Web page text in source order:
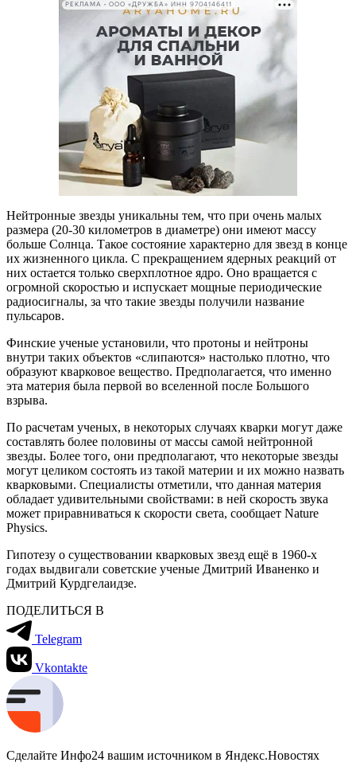
РЕКЛАМА • ООО «ДРУЖБА» ИНН 9704146411
Нейтронные звезды уникальны тем, что при очень малых
размера (20-30 километров в диаметре) они имеют массу
больше Солнца. Такое состояние характерно для звезд в конце
их жизненного цикла. С прекращением ядерных реакций от
них остается только сверхплотное ядро. Оно вращается с
огромной скоростью и испускает мощные периодические
радиосигналы, за что такие звезды получили название
пульсаров.
Финские ученые установили, что протоны и нейтроны
внутри таких объектов «слипаются» настолько плотно, что
образуют кварковое вещество. Предполагается, что именно
эта материя была первой во вселенной после Большого
взрыва.
По расчетам ученых, в некоторых случаях кварки могут даже
составлять более половины от массы самой нейтронной
звезды. Более того, они предполагают, что некоторые звезды
могут целиком состоять из такой материи и их можно назвать
кварковыми. Специалисты отметили, что данная материя
обладает удивительными свойствами: в ней скорость звука
может приравниваться к скорости света, сообщает Nature
Physics.
Гипотезу о существовании кварковых звезд ещё в 1960-х
годах выдвигали советские ученые Дмитрий Иваненко и
Дмитрий Курдгелаидзе.
ПОДЕЛИТЬСЯ В
Telegram
Vkontakte
Сделайте Инфо24 вашим источником в Яндекс.Новостях